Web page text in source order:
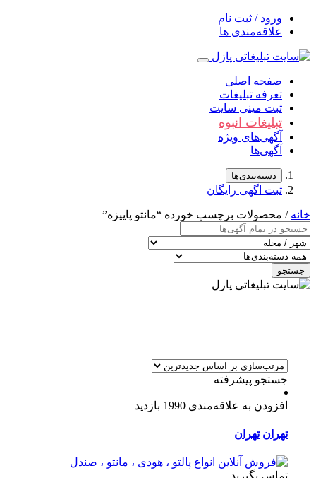
ورود / ثبت نام
علاقه‌مندی ها
صفحه اصلی
تعرفه تبلیغات
ثبت مینی سایت
تبلیغات انبوه
آگهی‌های ویژه
آگهی‌ها
دسته‌بندی‌ها
ثبت اگهی رایگان
خانه / محصولات برچسب خورده “مانتو پاییزه”
جستجو
جستجو پیشرفته
افزودن به علاقه‌مندی 1990 بازدید
تهران تهران